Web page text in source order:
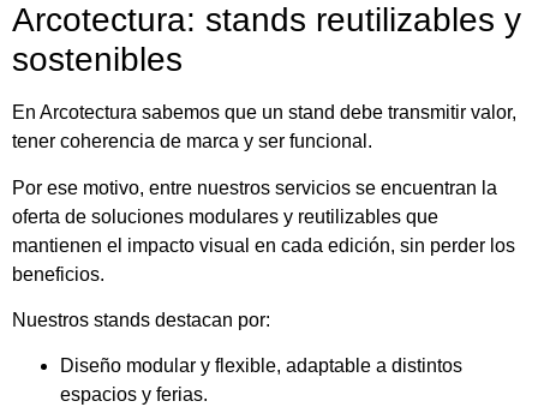
Arcotectura: stands reutilizables y
sostenibles
En Arcotectura sabemos que un stand debe transmitir valor,
tener coherencia de marca y ser funcional.
Por ese motivo, entre nuestros servicios se encuentran la
oferta de soluciones modulares y reutilizables que
mantienen el impacto visual en cada edición, sin perder los
beneficios.
Nuestros stands destacan por:
Diseño modular y flexible, adaptable a distintos
espacios y ferias.